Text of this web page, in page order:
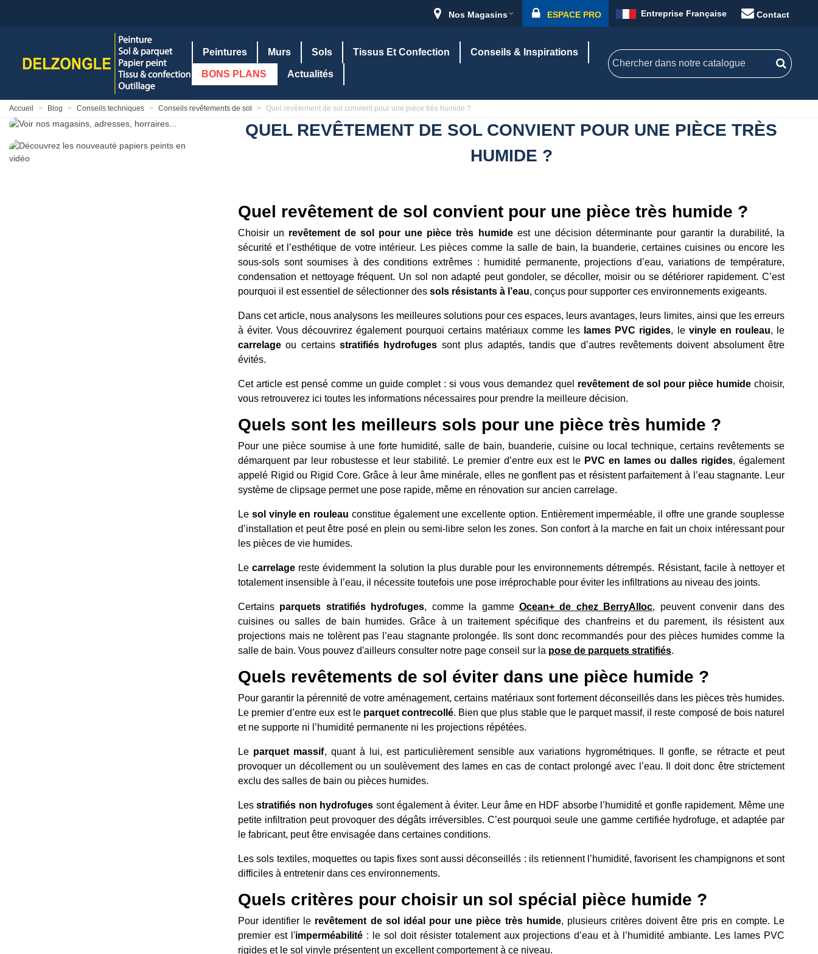
Nos Magasins ESPACE PRO Entreprise Française Contact
Peintures Murs Sols Tissus Et Confection Conseils & Inspirations
BONS PLANS Actualités
Accueil > Blog > Conseils techniques > Conseils revêtements de sol > Quel revêtement de sol convient pour une pièce très humide ?
QUEL REVÊTEMENT DE SOL CONVIENT POUR UNE PIÈCE TRÈS
HUMIDE ?
Quel revêtement de sol convient pour une pièce très humide ?
Choisir un revêtement de sol pour une pièce très humideest une décision déterminante pour garantir la durabilité, la
sécurité et l’esthétique de votre intérieur. Les pièces comme la salle de bain, la buanderie, certaines cuisines ou encore les
sous-sols sont soumises à des conditions extrêmes : humidité permanente, projections d’eau, variations de température,
condensation et nettoyage fréquent. Un sol non adapté peut gondoler, se décoller, moisir ou se détériorer rapidement. C’est
pourquoi il est essentiel de sélectionner des sols résistants à l’eau, conçus pour supporter ces environnements exigeants.
Dans cet article, nous analysons les meilleures solutions pour ces espaces, leurs avantages, leurs limites, ainsi que les erreurs
à éviter. Vous découvrirez également pourquoi certains matériaux comme les lames PVC rigides, le vinyle en rouleau, le
carrelage ou certainsstratifiés hydrofuges sont plus adaptés, tandis que d’autres revêtements doivent absolument être
évités.
Cet article est pensé comme un guide complet : si vous vous demandez quel revêtement de sol pour pièce humide choisir,
vous retrouverez ici toutes les informations nécessaires pour prendre la meilleure décision.
Quels sont les meilleurs sols pour une pièce très humide ?
Pour une pièce soumise à une forte humidité, salle de bain, buanderie, cuisine ou local technique, certains revêtements se
démarquent par leur robustesse et leur stabilité. Le premier d’entre eux est le PVC en lames ou dalles rigides, également
appelé Rigid ou Rigid Core. Grâce à leur âme minérale, elles ne gonflent pas et résistent parfaitement à l’eau stagnante. Leur
système de clipsage permet une pose rapide, même en rénovation sur ancien carrelage.
Le sol vinyle en rouleau constitue également une excellente option. Entièrement imperméable, il offre une grande souplesse
d’installation et peut être posé en plein ou semi-libre selon les zones. Son confort à la marche en fait un choix intéressant pour
les pièces de vie humides.
Lecarrelage reste évidemment la solution la plus durable pour les environnements détrempés. Résistant, facile à nettoyer et
totalement insensible à l’eau, il nécessite toutefois une pose irréprochable pour éviter les infiltrations au niveau des joints.
Certains parquets stratifiés hydrofuges, comme la gammeOcean+ de chez BerryAlloc, peuvent convenir dans des
cuisines ou salles de bain humides. Grâce à un traitement spécifique des chanfreins et du parement, ils résistent aux
projections mais ne tolèrent pas l’eau stagnante prolongée. Ils sont donc recommandés pour des pièces humides comme la
salle de bain. Vous pouvez d'ailleurs consulter notre page conseil sur la pose de parquets stratifiés.
Quels revêtements de sol éviter dans une pièce humide ?
Pour garantir la pérennité de votre aménagement, certains matériaux sont fortement déconseillés dans les pièces très humides.
Le premier d’entre eux est le parquet contrecollé. Bien que plus stable que le parquet massif, il reste composé de bois naturel
et ne supporte ni l’humidité permanente ni les projections répétées.
Le parquet massif, quant à lui, est particulièrement sensible aux variations hygrométriques. Il gonfle, se rétracte et peut
provoquer un décollement ou un soulèvement des lames en cas de contact prolongé avec l’eau. Il doit donc être strictement
exclu des salles de bain ou pièces humides.
Lesstratifiés non hydrofuges sont également à éviter. Leur âme en HDF absorbe l’humidité et gonfle rapidement. Même une
petite infiltration peut provoquer des dégâts irréversibles. C’est pourquoi seule une gamme certifiée hydrofuge, et adaptée par
le fabricant, peut être envisagée dans certaines conditions.
Les sols textiles, moquettes ou tapis fixes sont aussi déconseillés : ils retiennent l’humidité, favorisent les champignons et sont
difficiles à entretenir dans ces environnements.
Quels critères pour choisir un sol spécial pièce humide ?
Pour identifier le revêtement de sol idéal pour une pièce très humide, plusieurs critères doivent être pris en compte. Le
premier est l'imperméabilité: le sol doit résister totalement aux projections d’eau et à l’humidité ambiante. Les lames PVC
rigides et le sol vinyle présentent un excellent comportement à ce niveau.